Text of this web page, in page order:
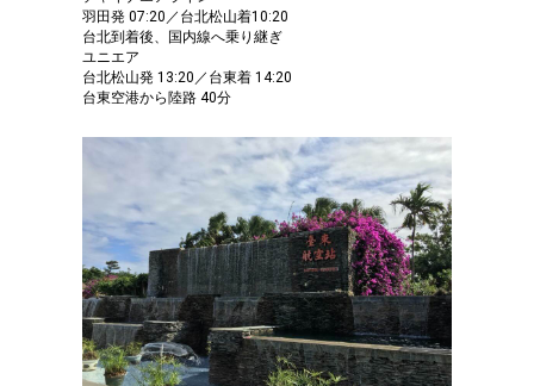
羽田発 07:20／台北松山着10:20
台北到着後、国内線へ乗り継ぎ
ユニエア
台北松山発 13:20／台東着 14:20
台東空港から陸路 40分